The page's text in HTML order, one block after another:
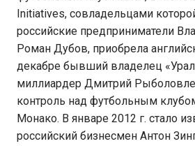
Initiatives, совладельцами
российские предприниматели
Роман Дубов, приобрела
декабре бывший владелец
миллиардер Дмитрий
контроль над футбольным
Монако. В январе 2012 г. стало
российский бизнесмен Антон